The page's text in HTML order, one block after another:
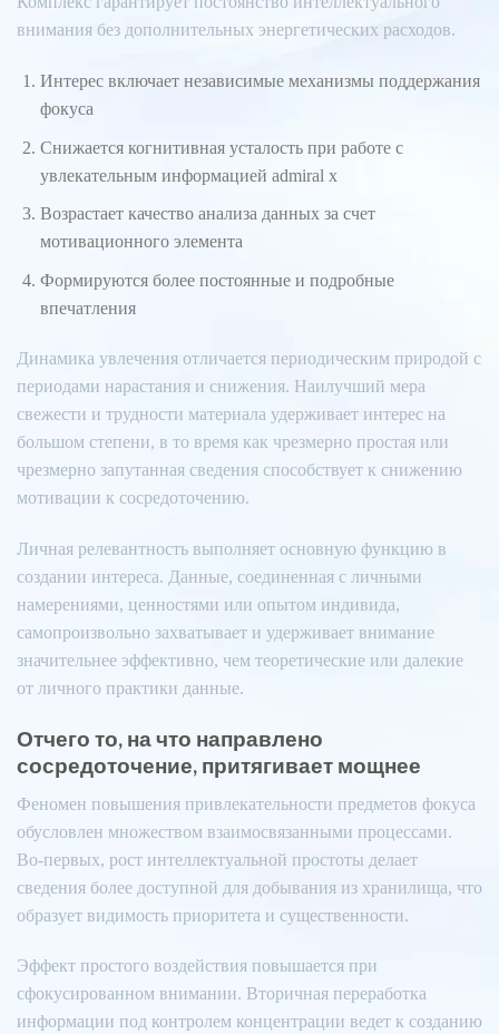
внимания без дополнительных энергетических расходов.
Интерес включает независимые механизмы поддержания
фокуса
Снижается когнитивная усталость при работе с
увлекательным информацией admiral x
Возрастает качество анализа данных за счет
мотивационного элемента
Формируются более постоянные и подробные
впечатления
Динамика увлечения отличается периодическим природой с
периодами нарастания и снижения. Наилучший мера
свежести и трудности материала удерживает интерес на
большом степени, в то время как чрезмерно простая или
чрезмерно запутанная сведения способствует к снижению
мотивации к сосредоточению.
Личная релевантность выполняет основную функцию в
создании интереса. Данные, соединенная с личными
намерениями, ценностями или опытом индивида,
самопроизвольно захватывает и удерживает внимание
значительнее эффективно, чем теоретические или далекие
от личного практики данные.
Отчего то, на что направлено
сосредоточение, притягивает мощнее
Феномен повышения привлекательности предметов фокуса
обусловлен множеством взаимосвязанными процессами.
Во-первых, рост интеллектуальной простоты делает
сведения более доступной для добывания из хранилища, что
образует видимость приоритета и существенности.
Эффект простого воздействия повышается при
сфокусированном внимании. Вторичная переработка
информации под контролем концентрации ведет к созданию